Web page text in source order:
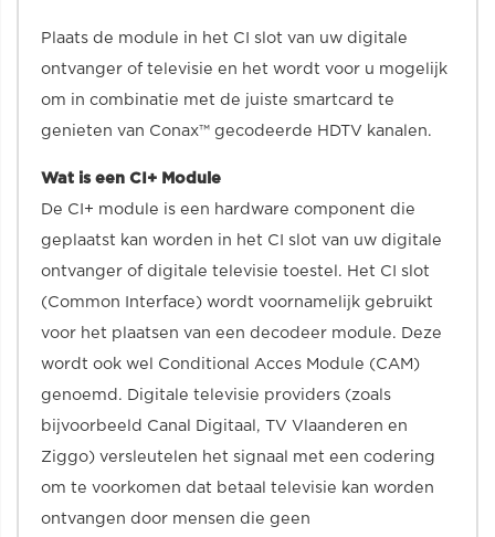
Plaats de module in het CI slot van uw digitale
ontvanger of televisie en het wordt voor u mogelijk
om in combinatie met de juiste smartcard te
genieten van Conax™ gecodeerde HDTV kanalen.
Wat is een CI+ Module
De CI+ module is een hardware component die
geplaatst kan worden in het CI slot van uw digitale
ontvanger of digitale televisie toestel. Het CI slot
(Common Interface) wordt voornamelijk gebruikt
voor het plaatsen van een decodeer module. Deze
wordt ook wel Conditional Acces Module (CAM)
genoemd. Digitale televisie providers (zoals
bijvoorbeeld Canal Digitaal, TV Vlaanderen en
Ziggo) versleutelen het signaal met een codering
om te voorkomen dat betaal televisie kan worden
ontvangen door mensen die geen